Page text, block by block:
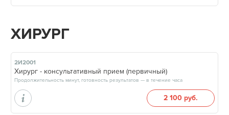
ХИРУРГ
2И2001
Хирург - консультативный прием (первичный)
Продолжительность минут, готовность результатов — в течение часа
2 100 руб.